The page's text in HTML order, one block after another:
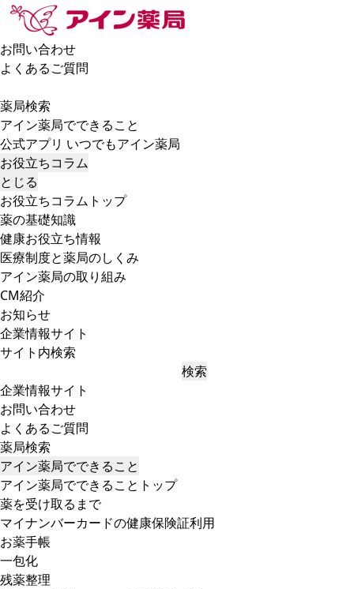
お問い合わせ
よくあるご質問
薬局検索
アイン薬局でできること
公式アプリ いつでもアイン薬局
お役立ちコラム
とじる
お役立ちコラムトップ
薬の基礎知識
健康お役立ち情報
医療制度と薬局のしくみ
アイン薬局の取り組み
CM紹介
お知らせ
企業情報サイト
サイト内検索
検索
企業情報サイト
お問い合わせ
よくあるご質問
薬局検索
アイン薬局でできること
アイン薬局でできることトップ
薬を受け取るまで
マイナンバーカードの健康保険証利用
お薬手帳
一包化
残薬整理